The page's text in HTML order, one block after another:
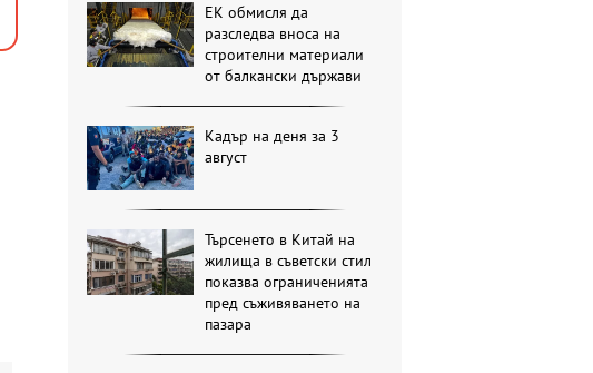
ЕК обмисля да
разследва вноса на
строителни материали
от балкански държави
Кадър на деня за 3
август
Търсенето в Китай на
жилища в съветски стил
показва ограниченията
пред съживяването на
пазара